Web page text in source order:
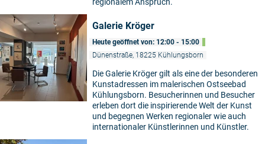
Galerie Kröger
Heute geöffnet von: 12:00 - 15:00
Dünenstraße, 18225 Kühlungsborn
Die Galerie Kröger gilt als eine der besonderen
Kunstadressen im malerischen Ostseebad
Kühlungsborn. Besucherinnen und Besucher
erleben dort die inspirierende Welt der Kunst
und begegnen Werken regionaler wie auch
internationaler Künstlerinnen und Künstler.